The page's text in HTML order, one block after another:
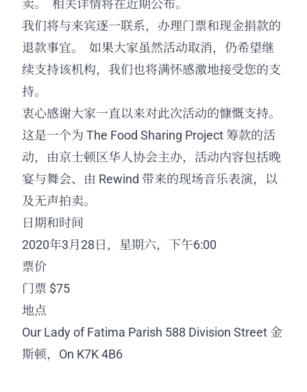
卖。 相关详情将在近期公布。
我们将与来宾逐一联系，办理门票和现金捐款的
退款事宜。 如果大家虽然活动取消，仍希望继
续支持该机构，我们也将满怀感激地接受您的支
持。
衷心感谢大家一直以来对此次活动的慷慨支持。
这是一个为 The Food Sharing Project 筹款的活
动，由京士顿区华人协会主办，活动内容包括晚
宴与舞会、由 Rewind 带来的现场音乐表演，以
及无声拍卖。
日期和时间
2020年3月28日，星期六，下午6:00
票价
门票 $75
地点
Our Lady of Fatima Parish 588 Division Street金
斯顿，On K7K 4B6